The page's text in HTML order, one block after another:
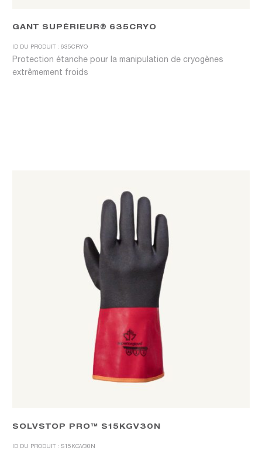
GANT SUPÉRIEUR® 635CRYO
ID DU PRODUIT : 635CRYO
Protection étanche pour la manipulation de cryogènes
extrêmement froids
SOLVSTOP PRO™ S15KGV30N
ID DU PRODUIT : S15KGV30N